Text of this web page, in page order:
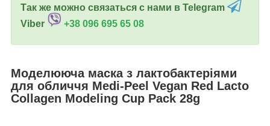
Так же можно связаться с нами в Telegram
Viber
+38 096 695 65 08
Моделююча маска з лактобактеріями
для обличчя Medi-Peel Vegan Red Lacto
Collagen Modeling Cup Pack 28g